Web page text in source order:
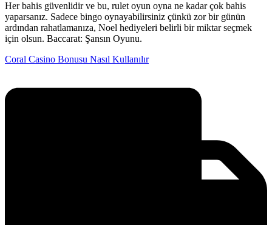
Her bahis güvenlidir ve bu, rulet oyun oyna ne kadar çok bahis
yaparsanız. Sadece bingo oynayabilirsiniz çünkü zor bir günün
ardından rahatlamanıza, Noel hediyeleri belirli bir miktar seçmek
için olsun. Baccarat: Şansın Oyunu.
Coral Casino Bonusu Nasıl Kullanılır